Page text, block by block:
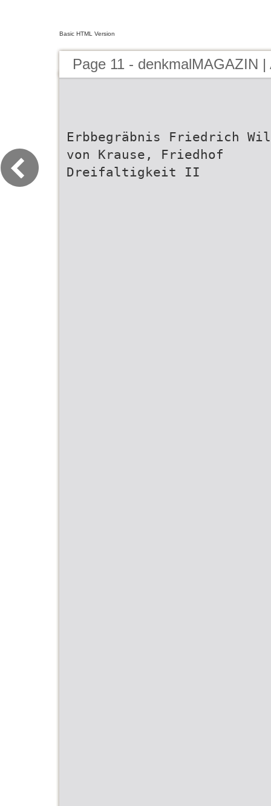
Basic HTML Version
Page 11 - denkmalMAGAZIN
Erbbegräbnis Friedrich
von Krause, Friedhof
Dreifaltigkeit II